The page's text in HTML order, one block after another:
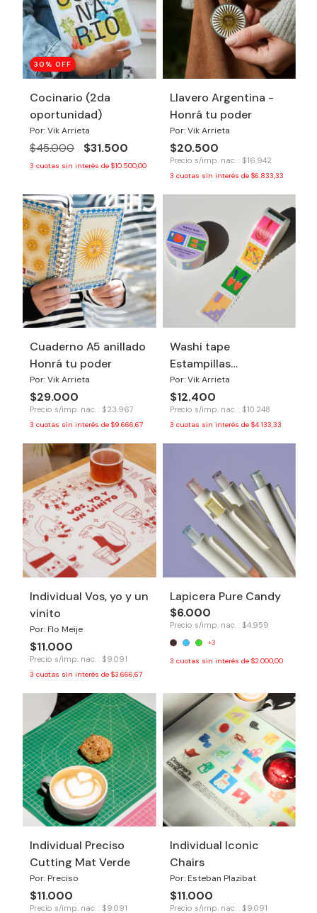
30 % OFF
Cocinario (2da
oportunidad)
Por: Vik Arrieta
$45.000 $31.500
3 cuotas sin interés de $10.500,00
Llavero Argentina -
Honrá tu poder
Por: Vik Arrieta
$20.500
Precio s/imp. nac. : $16.942
3 cuotas sin interés de $6.833,33
Cuaderno A5 anillado
Honrá tu poder
Por: Vik Arrieta
$29.000
Precio s/imp. nac. : $23.967
3 cuotas sin interés de $9.666,67
Washi tape
Estampillas
Revelacion
Por: Vik Arrieta
$12.400
Precio s/imp. nac. : $10.248
3 cuotas sin interés de $4.133,33
Individual Vos, yo y un
vinito
Por: Flo Meije
$11.000
Precio s/imp. nac. : $9.091
3 cuotas sin interés de $3.666,67
Lapicera Pure Candy
$6.000
Precio s/imp. nac. : $4.959
+3
3 cuotas sin interés de $2.000,00
Individual Preciso
Cutting Mat Verde
Por: Preciso
$11.000
Precio s/imp. nac. : $9.091
Individual Iconic
Chairs
Por: Esteban Plazibat
$11.000
Precio s/imp. nac. : $9.091